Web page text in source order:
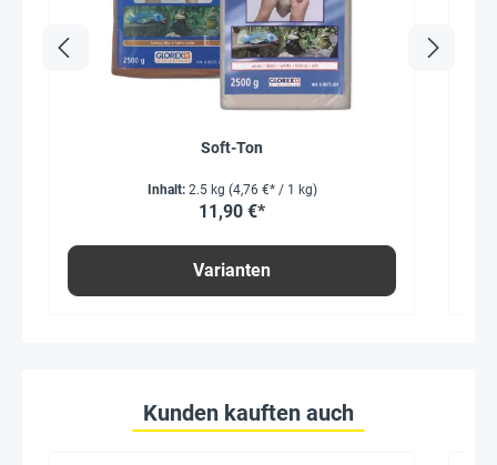
Soft-Ton
Inhalt: 2.5 kg (4,76 €* / 1 kg)
11,90 €*
Varianten
Kunden kauften auch